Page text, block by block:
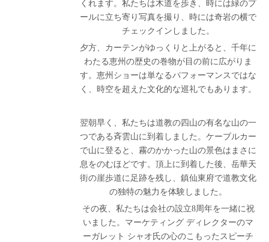
くれます。私たちは木道を歩き、時には緑のプ
ールに立ち寄り写真を撮り、時には奇岩の横で
チェックインしました。
夕方、カーテンがゆっくりと上がると、千年に
わたる恵州の歴史の巻物が目の前に広がりま
す。恵州ショーは単なるパフォーマンスではな
く、時空を超えた文化的な巡礼でもあります。
翌朝早く、私たちは道教の四山の有名な山の一
つである斉雲山に到着しました。ケーブルカー
で山に登ると、霧のかかった山の景色はまさに
息をのむほどです。頂上に到着した後、岳華天
街の崖歩道に足跡を残し、鎮仙東府で道教文化
の独特の魅力を体験しました。
その夜、私たちは会社の設立8周年を一緒に祝
いました。マーケティング ディレクターのマ
ーガレット シャオ氏の心のこもったスピーチ